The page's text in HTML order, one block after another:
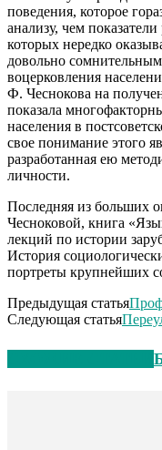
поведения, которое
анализу, чем
которых нередко
довольно
воцерковления
Ф. Чеснокова на
показала
населения в
свое понимание этого
разработанная ею
личности.
Последняя из больших
Чесноковой, книга
лекций по истории
История
портреты крупнейших
Предыдущая статья
Следующая статья